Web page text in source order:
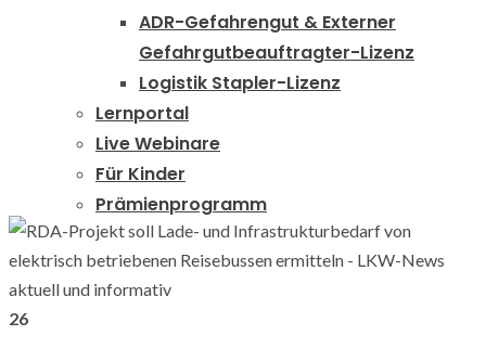
ADR-Gefahrengut & Externer
Gefahrgutbeauftragter-Lizenz
Logistik Stapler-Lizenz
Lernportal
Live Webinare
Für Kinder
Prämienprogramm
Abo abschliessen
Lerne bei LKWnews
Teile Dein Wissen (LKW-Bildung-Bereich)
26